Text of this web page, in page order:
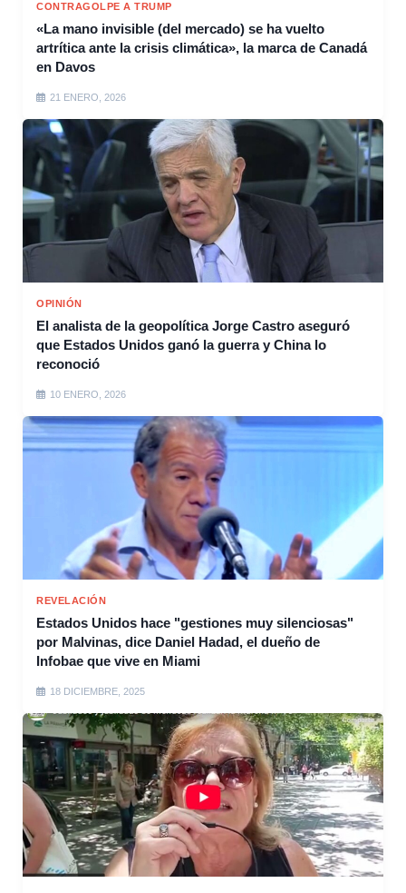
CONTRAGOLPE A TRUMP
«La mano invisible (del mercado) se ha vuelto
artrítica ante la crisis climática», la marca de Canadá
en Davos
21 ENERO, 2026
OPINIÓN
El analista de la geopolítica Jorge Castro aseguró
que Estados Unidos ganó la guerra y China lo
reconoció
10 ENERO, 2026
REVELACIÓN
Estados Unidos hace "gestiones muy silenciosas"
por Malvinas, dice Daniel Hadad, el dueño de
Infobae que vive en Miami
18 DICIEMBRE, 2025